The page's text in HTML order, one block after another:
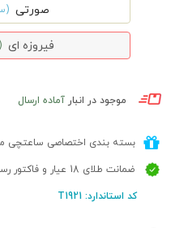
صورتی
فیروزه ای
موجود در انبار آماده ارسال
بسته بندی اختصاصی ساعتچی
ضمانت طلای 18 عیار و فاکتور رسمی
کد استاندارد: T1921